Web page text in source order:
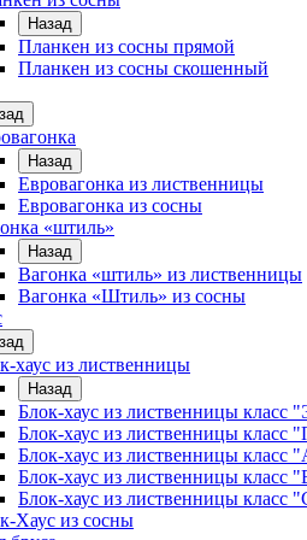
Назад
Планкен из сосны прямой
Планкен из сосны скошенный
Назад
Евровагонка из лиственницы
Евровагонка из сосны
«штиль»
Назад
Вагонка «штиль» из лиственницы
Вагонка «Штиль» из сосны
хаус из лиственницы
Назад
Блок-хаус из лиственницы класс
Блок-хаус из лиственницы класс
Блок-хаус из лиственницы класс
Блок-хаус из лиственницы класс
Блок-хаус из лиственницы класс
Хаус из сосны